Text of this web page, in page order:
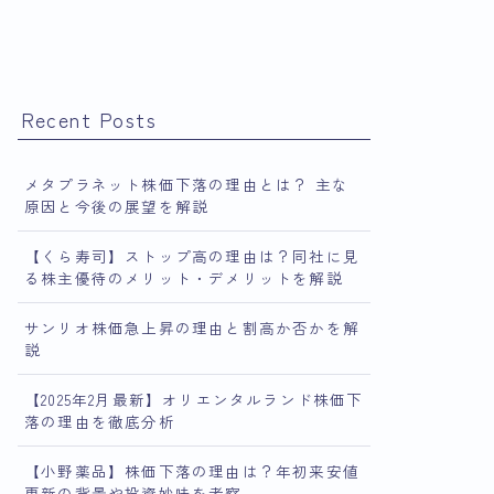
Recent Posts
メタプラネット株価下落の理由とは？ 主な
原因と今後の展望を解説
【くら寿司】ストップ高の理由は？同社に見
る株主優待のメリット・デメリットを解説
サンリオ株価急上昇の理由と割高か否かを解
説
【2025年2月最新】オリエンタルランド株価下
落の理由を徹底分析
【小野薬品】株価下落の理由は？年初来安値